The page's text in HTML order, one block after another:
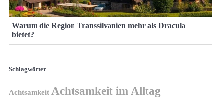
Warum die Region Transsilvanien mehr als Dracula
bietet?
Schlagwörter
Achtsamkeit Achtsamkeit im Alltag